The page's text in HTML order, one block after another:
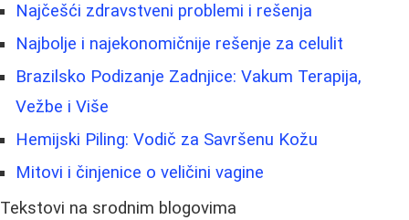
Najčešći zdravstveni problemi i rešenja
Najbolje i najekonomičnije rešenje za celulit
Brazilsko Podizanje Zadnjice: Vakum Terapija,
Vežbe i Više
Hemijski Piling: Vodič za Savršenu Kožu
Mitovi i činjenice o veličini vagine
Tekstovi na srodnim blogovima